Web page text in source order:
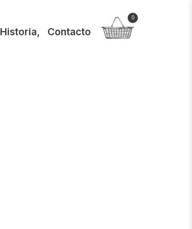
Historia, Contacto
0